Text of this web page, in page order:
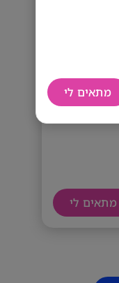
מתאים לי
מתאים לי